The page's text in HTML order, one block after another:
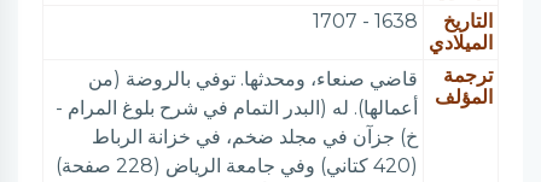
التاريخ
الميلادي
1638 - 1707
ترجمة
المؤلف
قاضي صنعاء، ومحدثها. توفي بالروضة (من
أعمالها). له (البدر التمام في شرح بلوغ المرام -
خ) جزآن في مجلد ضخم، في خزانة الرباط
(420 كتاني) وفي جامعة الرياض (228 صفحة)